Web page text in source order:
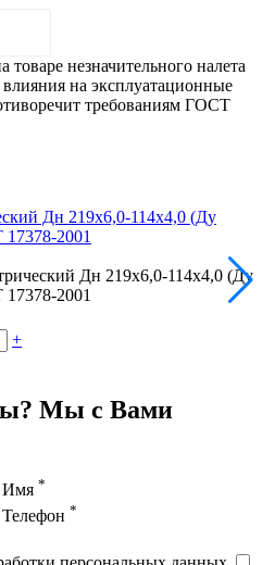
товаре незначительного налета
на эксплуатационные
требованиям ГОСТ
Дн 219х6,0-114х4,0 (Ду
2001
Дн 219х6,0-114х4,0 (Ду
2001
+
Мы с Вами
Имя *
Телефон *